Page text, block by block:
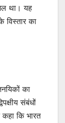
था। यह
विस्तार का
का
संबंधों
कि भारत